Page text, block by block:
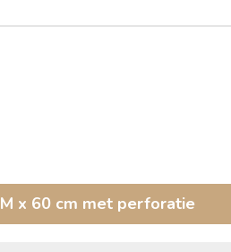
x 60 cm met perforatie